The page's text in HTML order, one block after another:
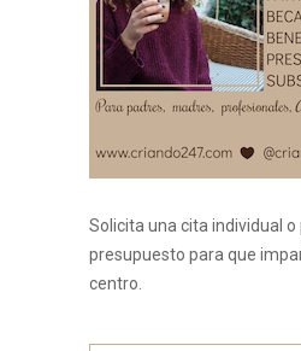
Solicita una cita individual o
presupuesto para que
centro.